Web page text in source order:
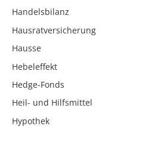
Handelsbilanz
Hausratversicherung
Hausse
Hebeleffekt
Hedge-Fonds
Heil- und Hilfsmittel
Hypothek